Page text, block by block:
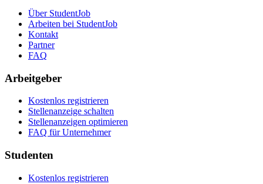
Über StudentJob
Arbeiten bei StudentJob
Kontakt
Partner
FAQ
Arbeitgeber
Kostenlos registrieren
Stellenanzeige schalten
Stellenanzeigen optimieren
FAQ für Unternehmer
Studenten
Kostenlos registrieren